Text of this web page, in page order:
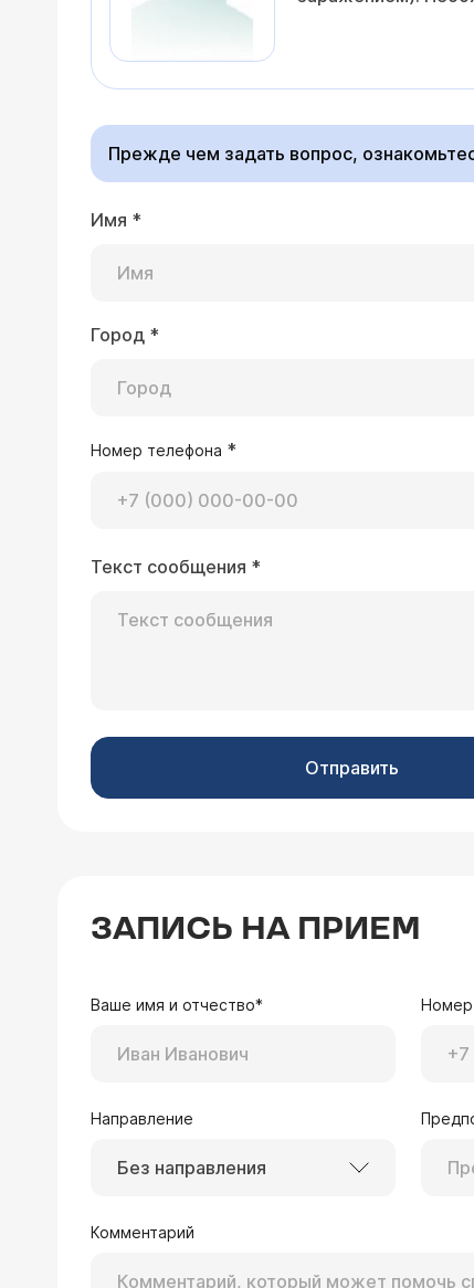
Прежде чем задать вопрос,
Имя *
Город *
Номер телефона *
Текст сообщения *
Отправить
ЗАПИСЬ НА ПРИЕМ
Ваше имя и отчество* Номер
Направление
Без направления
Комментарий